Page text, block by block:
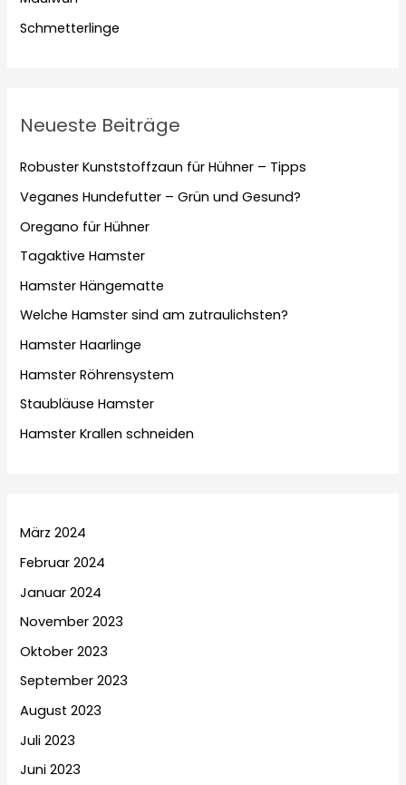
Schmetterlinge
Neueste Beiträge
Robuster Kunststoffzaun für Hühner – Tipps
Veganes Hundefutter – Grün und Gesund?
Oregano für Hühner
Tagaktive Hamster
Hamster Hängematte
Welche Hamster sind am zutraulichsten?
Hamster Haarlinge
Hamster Röhrensystem
Staubläuse Hamster
Hamster Krallen schneiden
März 2024
Februar 2024
Januar 2024
November 2023
Oktober 2023
September 2023
August 2023
Juli 2023
Juni 2023